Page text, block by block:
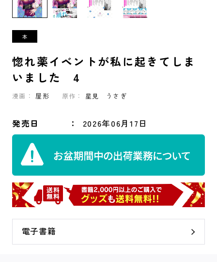
惚れ薬イベントが私に起きてしま
いました 4
漫画： 屋形 原作： 星見 うさぎ
発売日 2026年06月17日
電子書籍